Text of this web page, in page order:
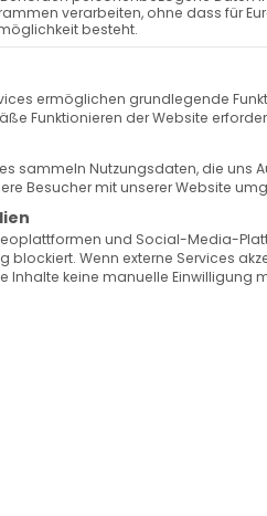
verarbeiten, ohne dass für
besteht.
der Service-Gruppen,
ermöglichen grundlegende
Funktionieren der Website
sammeln Nutzungsdaten, die uns
Besucher mit unserer Website
und Social-Media-
Wenn externe Services
Inhalte keine manuelle Einwilligung